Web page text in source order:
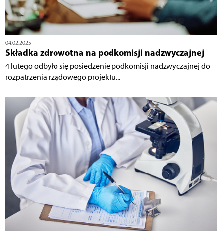
04.02.2025
Składka zdrowotna na podkomisji nadzwyczajnej
4 lutego odbyło się posiedzenie podkomisji nadzwyczajnej do
rozpatrzenia rządowego projektu...